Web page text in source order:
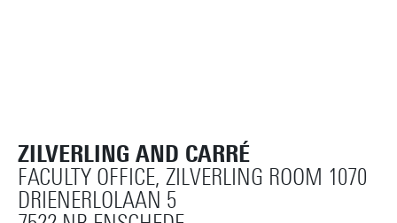
ZILVERLING AND CARRÉ
FACULTY OFFICE, ZILVERLING ROOM 1070
DRIENERLOLAAN 5